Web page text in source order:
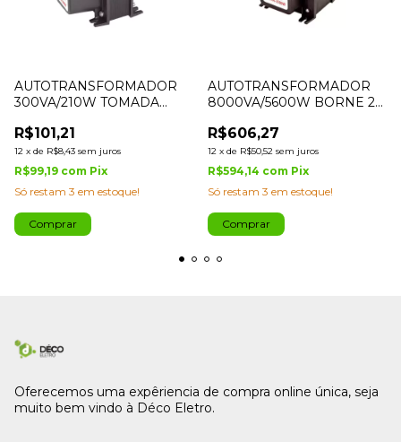
AUTOTRANSFORMADOR
300VA/210W TOMADA
R$101,21
12 x de R$8,43 sem juros
R$99,19 com Pix
Só restam 3 em estoque!
AUTOTRANSFORMADOR
8000VA/5600W BORNE 2
R$606,27
12 x de R$50,52 sem juros
R$594,14 com Pix
Só restam 3 em estoque!
Oferecemos uma expêriencia de compra online única, seja
muito bem vindo à Déco Eletro.